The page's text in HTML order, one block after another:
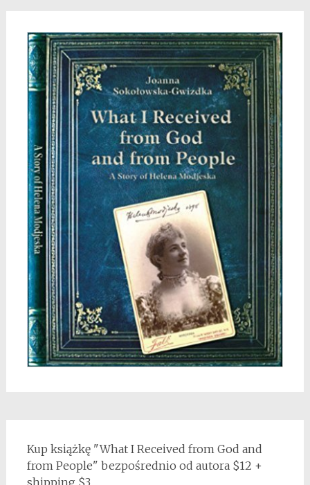
Kup książkę "What I Received from God and
from People" bezpośrednio od autora $12 +